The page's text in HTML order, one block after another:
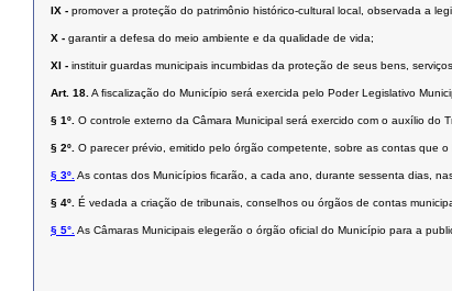
IX - promover a proteção do patrimônio histórico-cultural local, observada a
X - garantir a defesa do meio ambiente e da qualidade de vida;
XI - instituir guardas municipais incumbidas da proteção de seus bens,
Art. 18. A ﬁscalização do Município será exercida pelo Poder Legislativo
§ 1º. O controle externo da Câmara Municipal será exercido com o auxílio
§ 2º. O parecer prévio, emitido pelo órgão competente, sobre as contas que
§ 3º. As contas dos Municípios ﬁcarão, a cada ano, durante sessenta dias,
§ 4º. É vedada a criação de tribunais, conselhos ou órgãos de contas
§ 5°. As Câmaras Municipais elegerão o órgão oficial do Município para a